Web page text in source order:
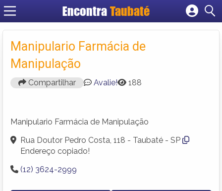
EncontraTaubaté
Cadastrar empresa
Criar conta
Manipulario Farmácia de
Manipulação
Compartilhar Avalie! 188
Manipulario Farmácia de Manipulação
Rua Doutor Pedro Costa, 118 - Taubaté - SP
Endereço copiado!
(12) 3624-2999